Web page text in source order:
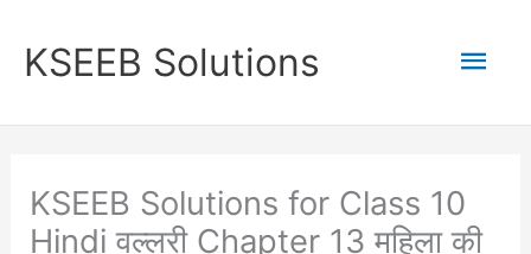
content
KSEEB Solutions
KSEEB Solutions for Class 10
Hindi वल्लरी Chapter 13 महिला की